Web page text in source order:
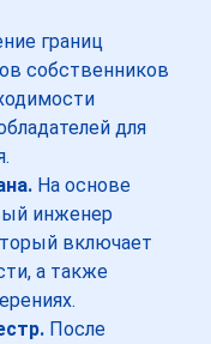
границ
собственников
для
На основе
инженер
включает
а также
После